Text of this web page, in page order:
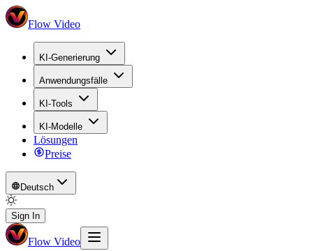
Flow Video
KI-Generierung
Anwendungsfälle
KI-Tools
KI-Modelle
Lösungen
Preise
Deutsch
Sign In
Flow Video